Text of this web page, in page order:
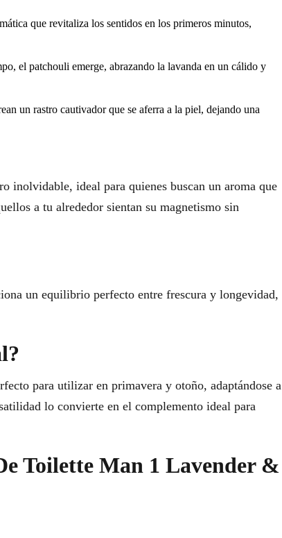
que revitaliza los sentidos en los primeros minutos,
el patchouli emerge, abrazando la lavanda en un cálido y
un rastro cautivador que se aferra a la piel, dejando una
inolvidable, ideal para quienes buscan un aroma que
a tu alrededor sientan su magnetismo sin
un equilibrio perfecto entre frescura y longevidad,
para utilizar en primavera y otoño, adaptándose a
lo convierte en el complemento ideal para
Toilette Man 1 Lavender &